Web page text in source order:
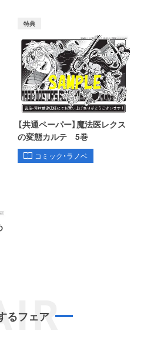
特典
【共通ペーパー】魔法医レクス
の変態カルテ 5巻
コミック・ラノベ
るフェア